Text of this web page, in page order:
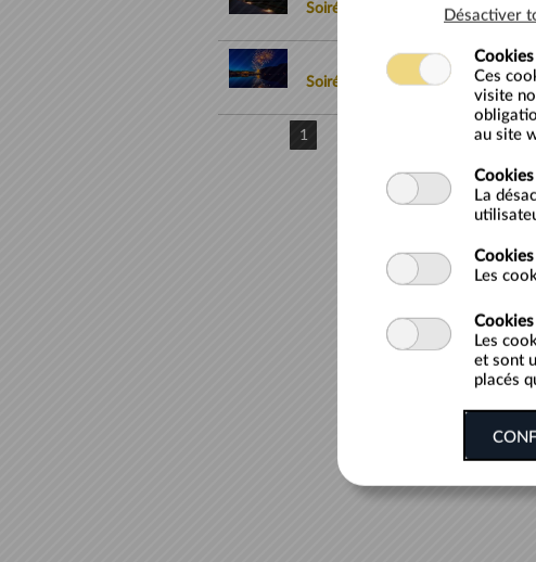
Soirées aux Chandelles - Château
Soirées aux Chandelles - Jardin
1 Items par page :
Désactiver
Ces
visite
au site
La
Les
Les
et sont
placés